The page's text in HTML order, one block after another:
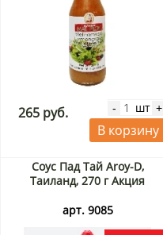
265 руб. - шт +
В корзину
Соус Пад Тай Aroy-D,
Таиланд, 270 г Акция
арт. 9085